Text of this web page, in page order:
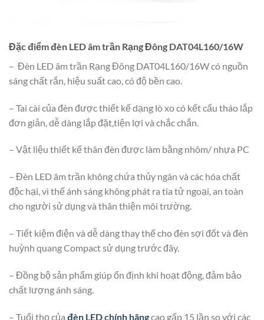
Đặc điểm đèn LED âm trần Rạng Đông DAT04L160/16W
– Đèn LED âm trần Rạng Đông DAT04L160/16W có nguồn
sáng chất rắn, hiệu suất cao, có độ bền cao.
– Tai cài của đèn được thiết kế dạng lò xo có kết cấu tháo lắp
đơn giản, dễ dàng lắp đặt,tiện lợi và chắc chắn.
– Vật liệu thiết kế thân đèn được làm bằng nhôm/ nhựa PC
– Đèn LED âm trần không chứa thủy ngân và các hóa chất
độc hại, vì thế ánh sáng không phát ra tia tử ngoại, an toàn
cho người sử dụng và thân thiện môi trường.
– Tiết kiệm điện và dễ dàng thay thế cho đèn sợi đốt và đèn
huỳnh quang Compact sử dụng trước đây.
– Đồng bộ sản phẩm giúp ổn định khi hoạt động, đảm bảo
chất lượng ánh sáng.
– Tuổi thọ của đèn LED chính hãngcao gấp 15 lần so với các